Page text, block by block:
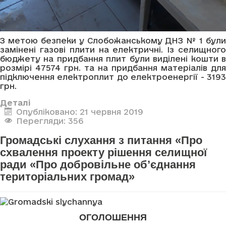
З метою безпеки у Слобожанському ДНЗ № 1 були
замінені газові плити на електричні. Із селищного
бюджету на придбання плит були виділені кошти в
розмірі 47574 грн. та на придбання матеріалів для
підключення електроплит до електроенергії - 3193
грн.
Деталі
Опубліковано: 21 червня 2019
Перегляди: 356
Громадські слухання з питання «Про
схвалення проекту рішення селищної
ради «Про добровільне об’єднання
територіальних громад»
ОГОЛОШЕННЯ